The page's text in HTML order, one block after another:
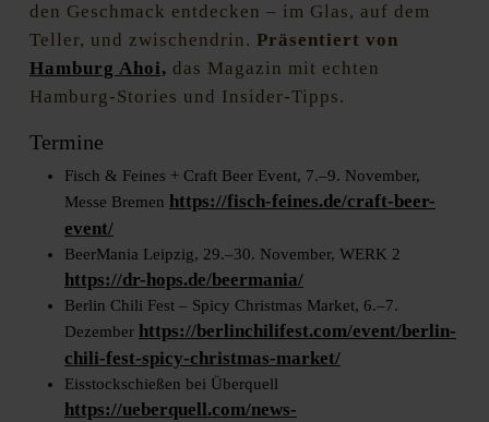
den Geschmack entdecken – im Glas, auf dem
Teller, und zwischendrin. Präsentiert von
Hamburg Ahoi, das Magazin mit echten
Hamburg-Stories und Insider-Tipps.
Termine
Fisch & Feines + Craft Beer Event, 7.–9. November,
Messe Bremen https://fisch-feines.de/craft-beer-
event/
BeerMania Leipzig, 29.–30. November, WERK 2
https://dr-hops.de/beermania/
Berlin Chili Fest – Spicy Christmas Market, 6.–7.
Dezember https://berlinchilifest.com/event/berlin-
chili-fest-spicy-christmas-market/
Eisstockschießen bei Überquell
https://ueberquell.com/news-